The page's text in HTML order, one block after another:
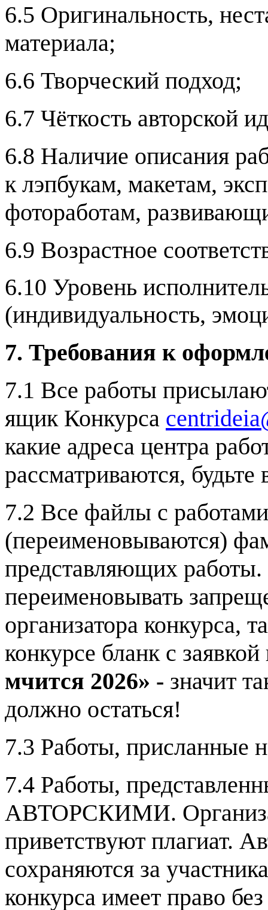
6.5 Оригинальность,
материала;
6.6 Творческий подход;
6.7 Чёткость авторской
6.8 Наличие описания
к лэпбукам, макетам,
фотоработам,
6.9 Возрастное
6.10 Уровень
(индивидуальность,
7. Требования к
7.1 Все работы
ящик Конкурса
какие адреса центра
рассматриваются,
7.2 Все файлы с
(переименовываются)
представляющих
переименовывать
организатора конкурса,
конкурсе бланк с
мчится 2026» - значит
должно остаться!
7.3 Работы, присланные
7.4 Работы,
АВТОРСКИМИ.
приветствуют плагиат.
сохраняются за
конкурса имеет право